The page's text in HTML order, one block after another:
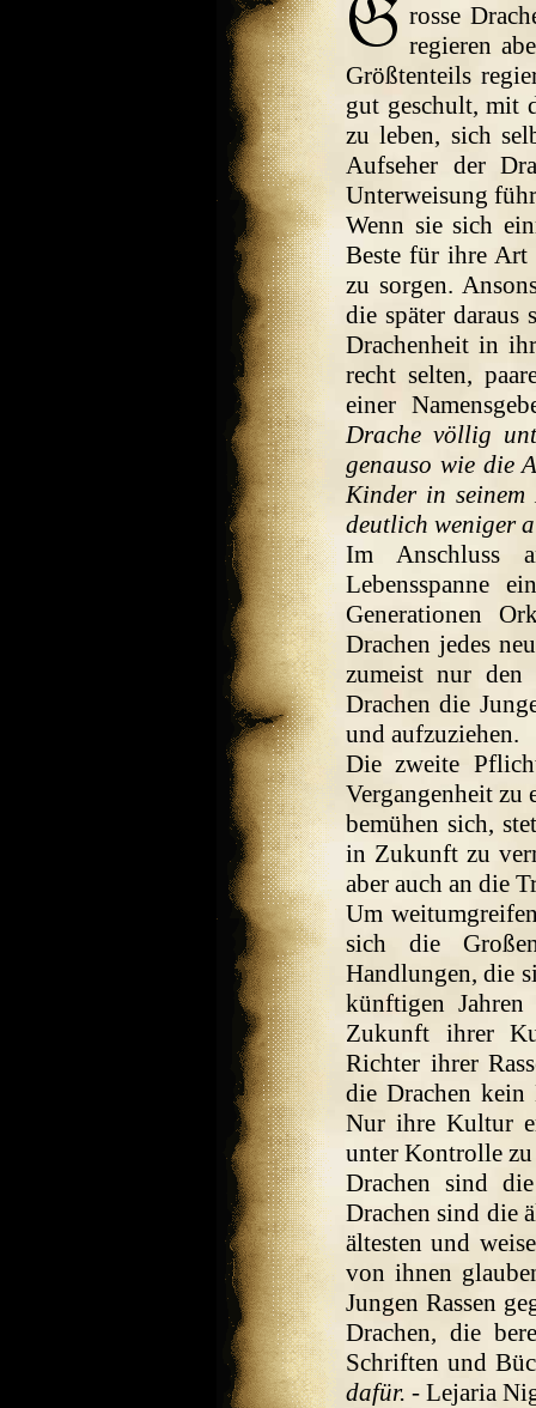
rosse
regieren
Größtenteils
gut geschult, mit
zu leben, sich
Aufseher der
Unterweisung
Wenn sie sich
Beste für ihre
zu sorgen.
die später
Drachenheit in
recht selten,
einer
Drache völlig
genauso wie die
Kinder in seinem
deutlich weniger
Im Anschluss
Lebensspanne
Generationen
Drachen jedes
zumeist nur den
Drachen die
und aufzuziehen.
Die zweite
Vergangenheit zu
bemühen sich,
in Zukunft zu
aber auch an die
Um
sich die
Handlungen, die
künftigen
Zukunft ihrer
Richter ihrer
die Drachen
Nur ihre Kultur
unter Kontrolle zu
Drachen sind
Drachen sind die
ältesten und
von ihnen
Jungen Rassen
Drachen, die
Schriften und
dafür. - Lejaria